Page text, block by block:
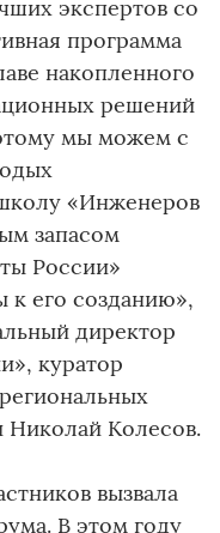
экспертов со
программа
накопленного
решений
мы можем с
«Инженеров
запасом
России»
к его созданию»,
директор
куратор
Колесов.
вызвала
В этом году